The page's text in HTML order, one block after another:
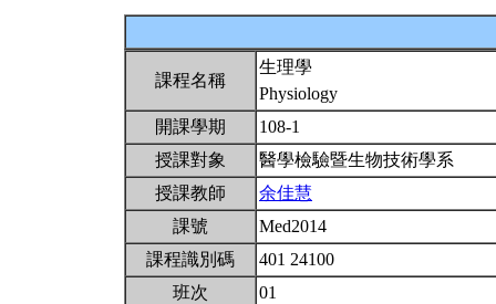
課程名稱
生理學
Physiology
開課學期
108-1
授課對象
醫學檢驗暨生物技術學系
授課教師
余佳慧
課號
Med2014
課程識別碼
401 24100
班次
01